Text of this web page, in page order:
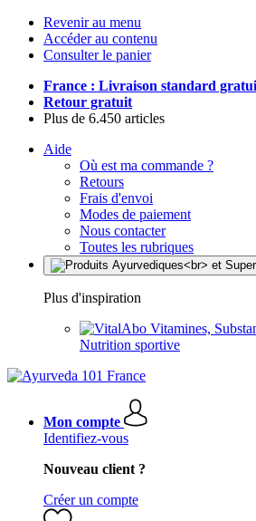
Revenir au menu
Accéder au contenu
Consulter le panier
France : Livraison standard
Retour gratuit
Plus de 6.450 articles
Aide
Où est ma commande ?
Retours
Frais d'envoi
Modes de paiement
Nous contacter
Toutes les rubriques
Plus d'inspiration
Vitamines,
Nutrition sportive
Mon compte
Identifiez-vous
Nouveau client ?
Créer un compte